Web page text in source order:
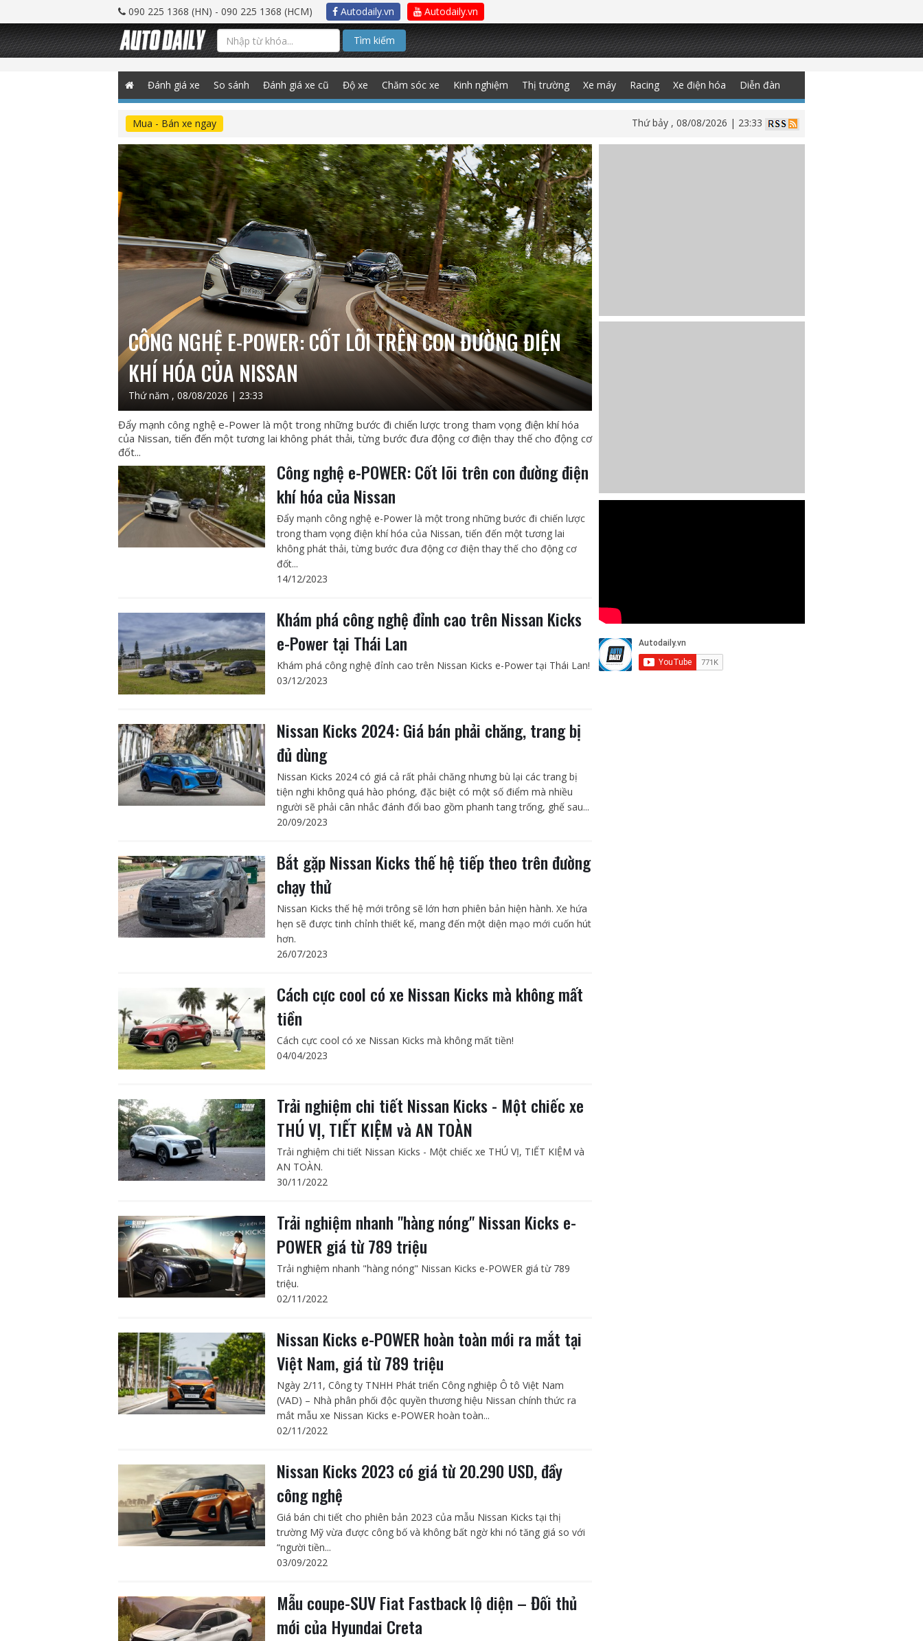
090 225 1368 (HN) - 090 225 1368 (HCM) Autodaily.vn Autodaily.vn
Tìm kiếm
Đánh giá xe So sánh Đánh giá xe cũ Độ xe Chăm sóc xe Kinh nghiệm Thị trường Xe máy Racing Xe điện hóa Diễn đàn
Mua - Bán xe ngay Thứ bảy , 08/08/2026 | 23:33
CÔNG NGHỆ E-POWER: CỐT LÕI TRÊN CON ĐƯỜNG ĐIỆN
KHÍ HÓA CỦA NISSAN
Thứ năm , 08/08/2026 | 23:33
Đẩy mạnh công nghệ e-Power là một trong những bước đi chiến lược trong tham vọng điện khí hóa
của Nissan, tiến đến một tương lai không phát thải, từng bước đưa động cơ điện thay thế cho động cơ
đốt...
Công nghệ e-POWER: Cốt lõi trên con đường điện
khí hóa của Nissan
Đẩy mạnh công nghệ e-Power là một trong những bước đi chiến lược
trong tham vọng điện khí hóa của Nissan, tiến đến một tương lai
không phát thải, từng bước đưa động cơ điện thay thế cho động cơ
đốt...
14/12/2023
Khám phá công nghệ đỉnh cao trên Nissan Kicks
e-Power tại Thái Lan
Khám phá công nghệ đỉnh cao trên Nissan Kicks e-Power tại Thái Lan!
03/12/2023
Nissan Kicks 2024: Giá bán phải chăng, trang bị
đủ dùng
Nissan Kicks 2024 có giá cả rất phải chăng nhưng bù lại các trang bị
tiện nghi không quá hào phóng, đặc biệt có một số điểm mà nhiều
người sẽ phải cân nhắc đánh đổi bao gồm phanh tang trống, ghế sau...
20/09/2023
Bắt gặp Nissan Kicks thế hệ tiếp theo trên đường
chạy thử
Nissan Kicks thế hệ mới trông sẽ lớn hơn phiên bản hiện hành. Xe hứa
hẹn sẽ được tinh chỉnh thiết kế, mang đến một diện mạo mới cuốn hút
hơn.
26/07/2023
Cách cực cool có xe Nissan Kicks mà không mất
tiền
Cách cực cool có xe Nissan Kicks mà không mất tiền!
04/04/2023
Trải nghiệm chi tiết Nissan Kicks - Một chiếc xe
THÚ VỊ, TIẾT KIỆM và AN TOÀN
Trải nghiệm chi tiết Nissan Kicks - Một chiếc xe THÚ VỊ, TIẾT KIỆM và
AN TOÀN.
30/11/2022
Trải nghiệm nhanh "hàng nóng" Nissan Kicks e-
POWER giá từ 789 triệu
Trải nghiệm nhanh "hàng nóng" Nissan Kicks e-POWER giá từ 789
triệu.
02/11/2022
Nissan Kicks e-POWER hoàn toàn mới ra mắt tại
Việt Nam, giá từ 789 triệu
Ngày 2/11, Công ty TNHH Phát triển Công nghiệp Ô tô Việt Nam
(VAD) – Nhà phân phối độc quyền thương hiệu Nissan chính thức ra
mắt mẫu xe Nissan Kicks e-POWER hoàn toàn...
02/11/2022
Nissan Kicks 2023 có giá từ 20.290 USD, đầy
công nghệ
Giá bán chi tiết cho phiên bản 2023 của mẫu Nissan Kicks tại thị
trường Mỹ vừa được công bố và không bất ngờ khi nó tăng giá so với
“người tiền...
03/09/2022
Mẫu coupe-SUV Fiat Fastback lộ diện – Đối thủ
mới của Hyundai Creta